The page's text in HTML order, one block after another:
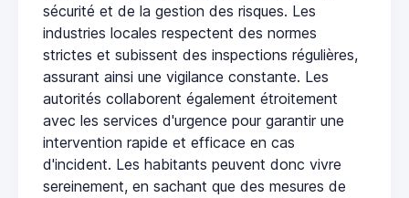
sécurité et de la gestion des risques. Les
industries locales respectent des normes
strictes et subissent des inspections régulières,
assurant ainsi une vigilance constante. Les
autorités collaborent également étroitement
avec les services d'urgence pour garantir une
intervention rapide et efficace en cas
d'incident. Les habitants peuvent donc vivre
sereinement, en sachant que des mesures de